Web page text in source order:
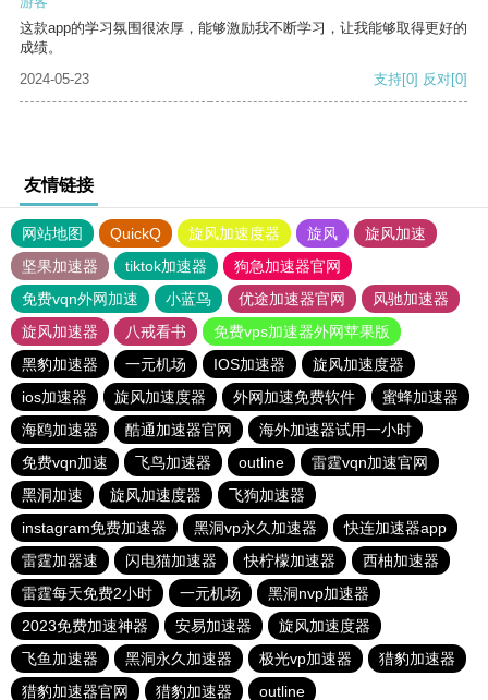
这款app的学习氛围很浓厚，能够激励我不断学习，让我能够取得更好的
成绩。
2024-05-23
支持[0] 反对[0]
友情链接
网站地图 QuickQ 旋风加速度器 旋风
旋风加速
坚果加速器
tiktok加速器
狗急加速器官网
免费vqn外网加速
小蓝鸟 优途加速器官网
风驰加速器
旋风加速器
八戒看书
免费vps加速器外网苹果版
黑豹加速器
一元机场 IOS加速器
旋风加速度器
ios加速器
旋风加速度器 外网加速免费软件
蜜蜂加速器
海鸥加速器
酷通加速器官网
海外加速器试用一小时
免费vqn加速
飞鸟加速器 outline
雷霆vqn加速官网
黑洞加速
旋风加速度器
飞狗加速器
instagram免费加速器
黑洞vp永久加速器
快连加速器app
雷霆加器速
闪电猫加速器 快柠檬加速器
西柚加速器
雷霆每天免费2小时
一元机场
黑洞nvp加速器
2023免费加速神器
安易加速器
旋风加速度器
飞鱼加速器
黑洞永久加速器 极光vp加速器
猎豹加速器
猎豹加速器官网
猎豹加速器 outline